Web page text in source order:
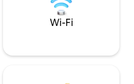
Wi-Fi